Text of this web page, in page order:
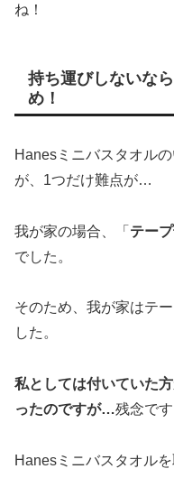
ね！
持ち運びしないな
め！
Hanesミニバスタオル
が、1つだけ難点が…
我が家の場合、「 テー
でした。
そのため、我が家はテ
した。
私としては付いていた
ったのですが…残念です
Hanesミニバスタオル